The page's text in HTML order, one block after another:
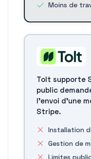
Moins de
Tolt supporte
public
l'envoi d'une
Stripe.
Installation
Gestion de
Limites